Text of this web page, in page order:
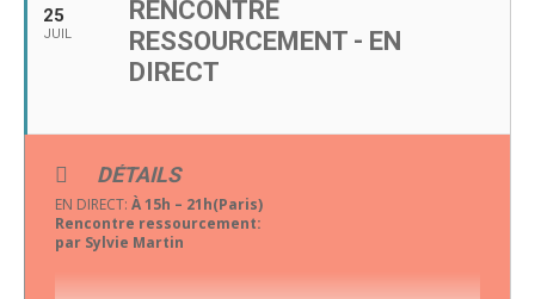
25
JUIL
RENCONTRE
RESSOURCEMENT - EN
DIRECT
DÉTAILS
EN DIRECT: À 15h – 21h(Paris)
Rencontre ressourcement:
par Sylvie Martin